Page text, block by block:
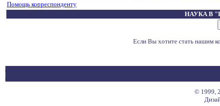
Помощь корреспонденту
НАУКА В
Если Вы хотите стать нашим
© 1999,